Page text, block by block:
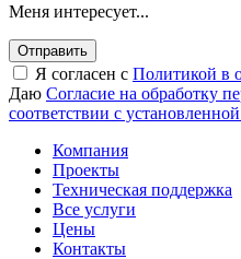
Меня интересует...
Отправить
Я согласен с Политикой в
Даю Согласие на обработку
соответствии с
Компания
Проекты
Техническая поддержка
Все услуги
Цены
Контакты